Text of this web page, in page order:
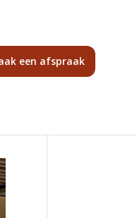
een afspraak